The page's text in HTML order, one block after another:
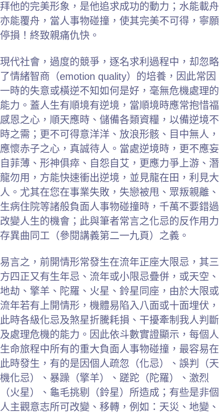
拜他的完美形象，是他追求成功的動力；水能載舟
亦能覆舟，當人事物碰撞，使其完美不可得，寧願
停損！終致親痛仇快。
現代社會，過度的競爭，逐名求利過程中，却忽略
了情緒智商（emotion quality）的培養，因此常因
一時的失意或橫逆不知如何是好，毫無危機處理的
能力。蓋人生有順境有逆境，當順境時應常抱惜福
感恩之心，順天應時、儲備各類資糧，以備逆境不
時之需；更不可得意洋洋、放浪形骸、目中無人，
應懷赤子之心，真誠待人。當處逆境時，更不應妄
自菲薄、形神俱瘁、自怨自艾，更應力爭上游、潛
龍勿用，方能快速衝出逆境，並見龍在田，利見大
人。尤其在您在事業失敗，失戀被甩、眾叛親離、
生病住院等諸般負面人事物碰撞時，千萬不要錯過
改變人生的機會；此與筆者常言之化忌的反作用力
存異曲同工（參閱講義第二一九頁）之義。
易言之，前開情形常發生在流年正座大限忌，其三
方四正又有生年忌、流年或小限忌疊併，或天空、
地劫、擎羊、陀羅、火星、鈴星同座，由於大限或
流年若有上開情形，機體易陷入八面或十面埋伏，
此時各級化忌及煞星折騰耗損、干擾牽制我人判斷
及處理危機的能力。因此依斗數實證顯示，每個人
生命旅程中所有的重大負面人事物碰撞，最容易在
此時發生，有的是因個人疏忽（化忌）、誤判（天
機化忌）、暴躁（擎羊）、蹉跎（陀羅）、激烈
（火星）、龜毛挑剔（鈴星）所造成；有些是非個
人主觀意志所可改變、移轉，例如：天災、地變、